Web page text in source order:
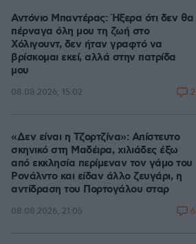
Αντόνιο Μπαντέρας: Ήξερα ότι δεν θα
πέρναγα όλη μου τη ζωή στο
Χόλιγουντ, δεν ήταν γραφτό να
βρίσκομαι εκεί, αλλά στην πατρίδα
μου
08.08.2026, 15:02 2
«Δεν είναι η Τζορτζίνα»: Απίστευτο
σκηνικό στη Μαδέιρα, χιλιάδες έξω
από εκκλησία περίμεναν τον γάμο του
Ρονάλντο και είδαν άλλο ζευγάρι, η
αντίδραση του Πορτογάλου σταρ
08.08.2026, 21:05 6